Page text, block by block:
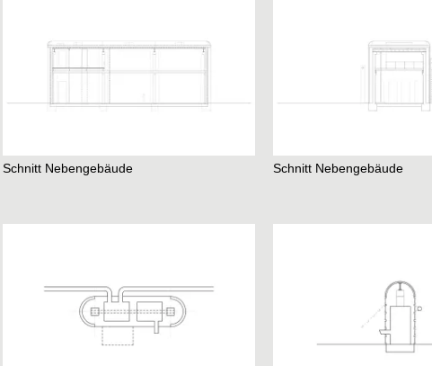
Schnitt Nebengebäude Schnitt Nebengebäude